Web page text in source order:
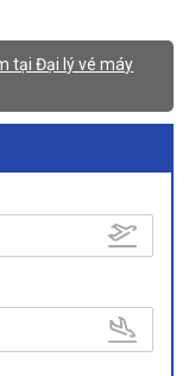
tại Đại lý vé máy